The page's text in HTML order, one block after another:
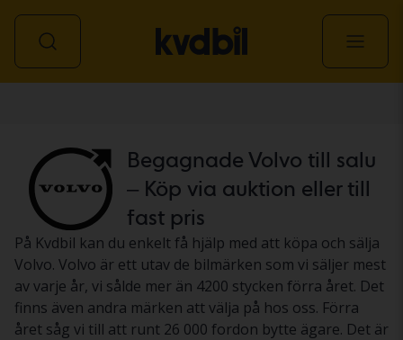
Begagnade Volvo till salu
– Köp via auktion eller till
fast pris
På Kvdbil kan du enkelt få hjälp med att köpa och sälja
Volvo. Volvo är ett utav de bilmärken som vi säljer mest
av varje år, vi sålde mer än 4200 stycken förra året. Det
finns även andra märken att välja på hos oss. Förra
året såg vi till att runt 26 000 fordon bytte ägare. Det är